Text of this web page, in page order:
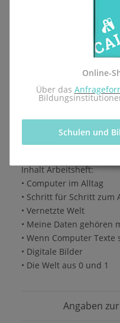
Lernmittel - Arbeitsheft
Pflichtfachs Informatik
Landesinstituts
mit dem
Daniel Stockhausen,
Buttell, Thomas Karp,
Oliver Wendenburg
1. Auflage, 1. Druck 2026
ISBN 978-3-9825596-4-3
Inhalt Arbeitsheft:
• Computer im Alltag
• Schritt für Schritt zum
• Vernetzte Welt
• Meine Daten gehören
• Wenn Computer Texte
• Digitale Bilder
• Die Welt aus 0 und 1
Angaben
Online-
Über das
Schulen und